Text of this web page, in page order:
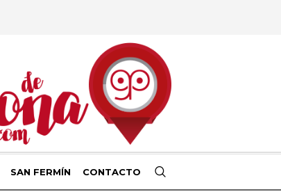
SAN FERMÍN CONTACTO